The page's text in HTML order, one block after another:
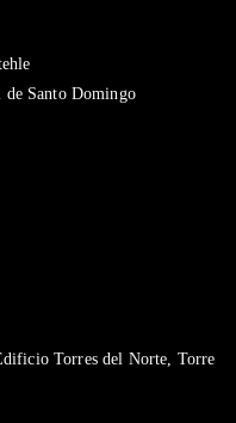
Santo Domingo
Torres del Norte, Torre